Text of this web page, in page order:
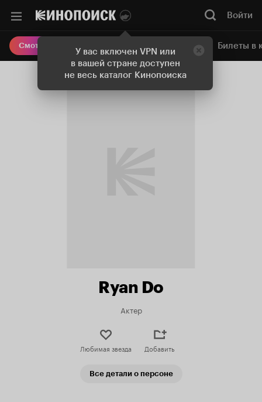
У вас включен VPN или
в вашей стране доступен
не весь каталог Кинопоиска
Войти
Смотреть кино Онлайн-кинотеатр Билеты в
Ryan Do
Актер
Любимая звезда Добавить
Все детали о персоне